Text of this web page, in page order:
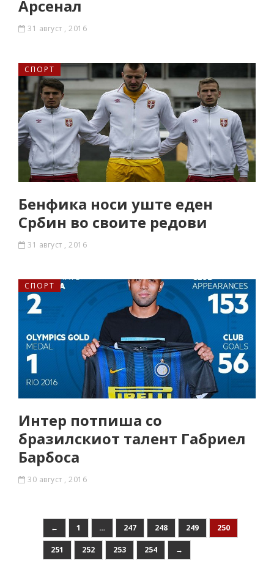
Арсенал
31 август , 2016
СПОРТ
Бенфика носи уште еден
Србин во своите редови
31 август , 2016
СПОРТ
Интер потпиша со
бразилскиот талент Габриел
Барбоса
30 август , 2016
← 1 … 247 248 249 250
251 252 253 254 →